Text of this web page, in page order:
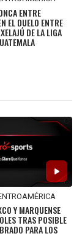
ENTRE
EL DUELO ENTRE
DE LA LIGA
Y MARQUENSE
TRAS POSIBLE
PARA LOS